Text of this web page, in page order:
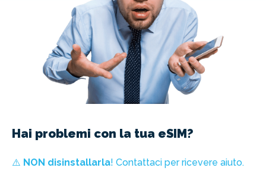
Hai problemi con la tua eSIM?
⚠️ NON disinstallarla! Contattaci per ricevere aiuto.